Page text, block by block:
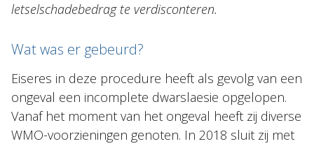
letselschadebedrag te verdisconteren.
Wat was er gebeurd?
Eiseres in deze procedure heeft als gevolg van een
ongeval een incomplete dwarslaesie opgelopen.
Vanaf het moment van het ongeval heeft zij diverse
WMO-voorzieningen genoten. In 2018 sluit zij met